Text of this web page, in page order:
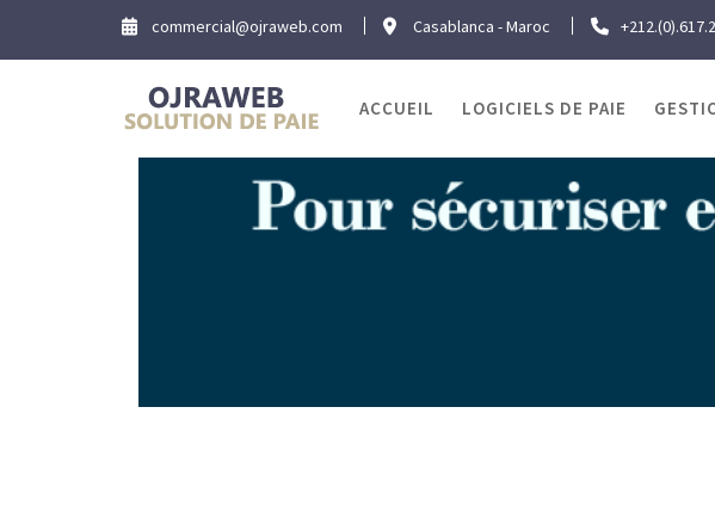
commercial@ojraweb.com Casablanca - Maroc
ACCUEIL LOGICIELS DE PAIE